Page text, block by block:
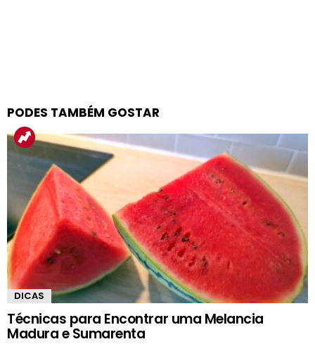
PODES TAMBÉM GOSTAR
DICAS
Técnicas para Encontrar uma Melancia
Madura e Sumarenta